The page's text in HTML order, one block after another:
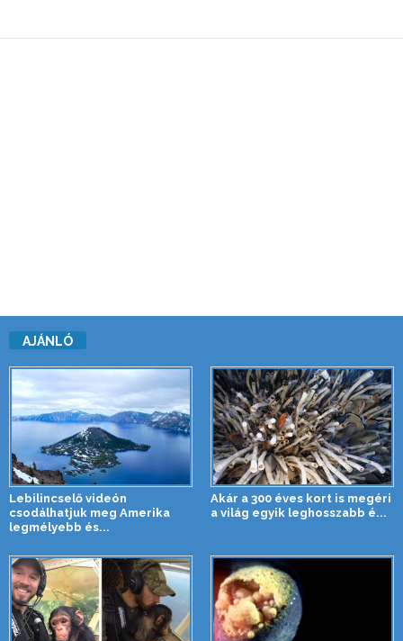
AJÁNLÓ
Lebilincselő videón
csodálhatjuk meg Amerika
legmélyebb és...
Akár a 300 éves kort is megéri
a világ egyik leghosszabb é...